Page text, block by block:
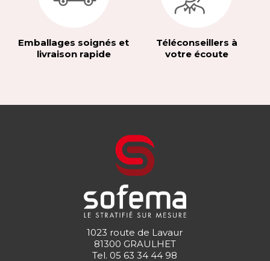
Emballages soignés et
livraison rapide
Téléconseillers à
votre écoute
1023 route de Lavaur
81300 GRAULHET
Tel. 05 63 34 44 98